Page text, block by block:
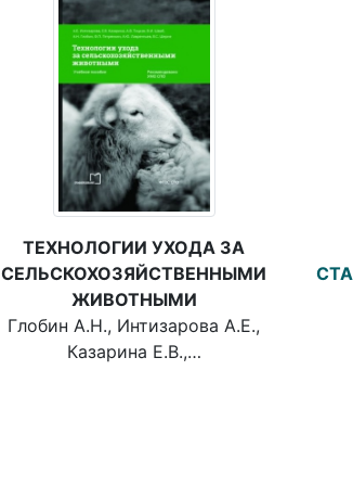
ТЕХНОЛОГИИ УХОДА ЗА
СЕЛЬСКОХОЗЯЙСТВЕННЫМИ
ЖИВОТНЫМИ
Глобин А.Н., Интизарова А.Е.,
Казарина Е.В.,…